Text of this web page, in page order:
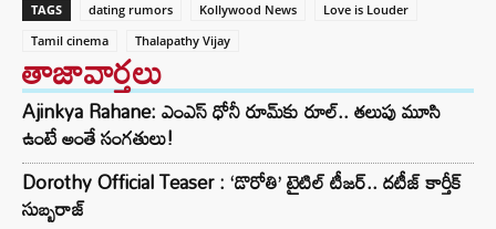
TAGS dating rumors Kollywood News
Love is Louder
Tamil cinema
Thalapathy Vijay
తాజావార్తలు
Ajinkya Rahane: ఎంఎస్ ధోనీ రూమ్‌కు రూల్.. తలుపు మూసి
ఉంటే అంతే సంగతులు!
Dorothy Official Teaser : ‘డొరోతి’ టైటిల్ టీజర్.. దటీజ్ కార్తీక్
సుబ్బరాజ్